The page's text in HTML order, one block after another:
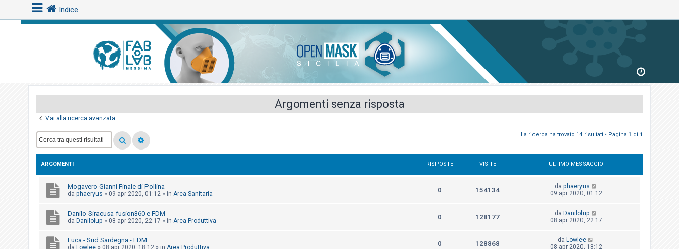
Indice
Argomenti senza risposta
Vai alla ricerca avanzata
La ricerca ha trovato 14 risultati • Pagina 1 di 1
ARGOMENTI RISPOSTE VISITE ULTIMO MESSAGGIO
Mogavero Gianni Finale di Pollina
da phaeryus » 09 apr 2020, 01:12 » in Area Sanitaria 0 154134 da phaeryus
09 apr 2020, 01:12
Danilo-Siracusa-fusion360 e FDM
da Danilolup » 08 apr 2020, 22:17 » in Area Produttiva 0 128177 da Danilolup
08 apr 2020, 22:17
Luca - Sud Sardegna - FDM
da Lowlee » 08 apr 2020, 18:12 » in Area Produttiva 0 128868 da Lowlee
08 apr 2020, 18:12